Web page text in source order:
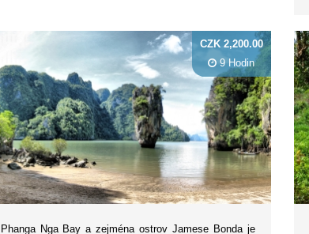
Phanga Nga Bay a zejména ostrov Jamese Bonda je
CZK 2,200.00
9 Hodin